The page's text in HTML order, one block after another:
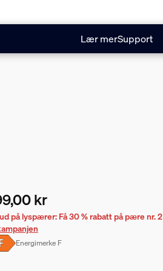
Lær merSupport
pris er 699,00 kr
kr
på lyspærer: Få 30 % rabatt på pære nr. 2
Energimerke F